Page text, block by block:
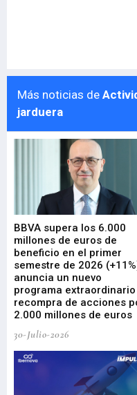
Más noticias de
jarduera
BBVA supera los 6.000
millones de euros de
beneficio en el primer
semestre de 2026
anuncia un nuevo
programa extraordinario
recompra de acciones
2.000 millones de euros
30-Julio-2026